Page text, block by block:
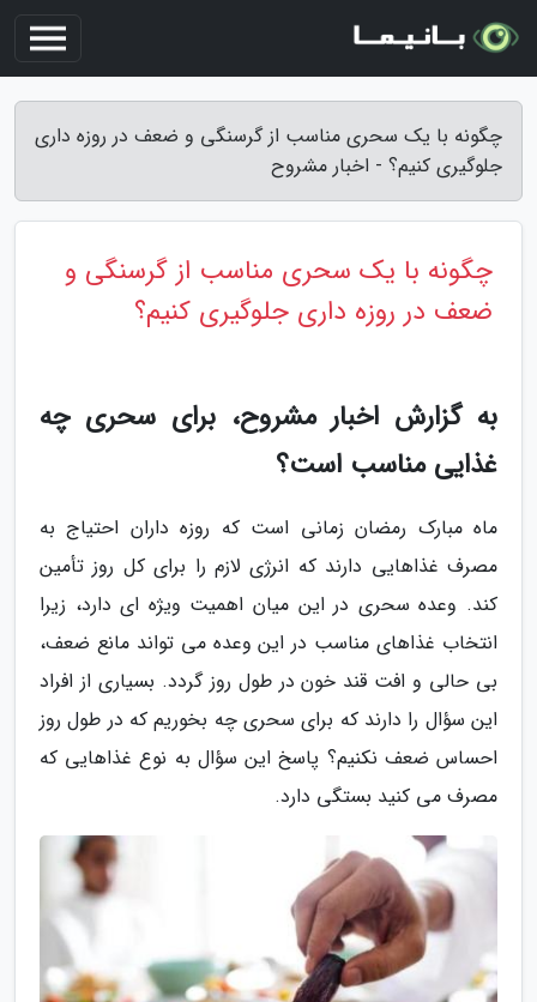
چگونه با یک سحری مناسب از گرسنگی و ضعف در روزه داری
جلوگیری کنیم؟ - اخبار مشروح
چگونه با یک سحری مناسب از گرسنگی و
ضعف در روزه داری جلوگیری کنیم؟
به گزارش اخبار مشروح، برای سحری چه
غذایی مناسب است؟
ماه مبارک رمضان زمانی است که روزه داران احتیاج به
مصرف غذاهایی دارند که انرژی لازم را برای کل روز تأمین
کند. وعده سحری در این میان اهمیت ویژه ای دارد، زیرا
انتخاب غذاهای مناسب در این وعده می تواند مانع ضعف،
بی حالی و افت قند خون در طول روز گردد. بسیاری از افراد
این سؤال را دارند که برای سحری چه بخوریم که در طول روز
احساس ضعف نکنیم؟ پاسخ این سؤال به نوع غذاهایی که
مصرف می کنید بستگی دارد.